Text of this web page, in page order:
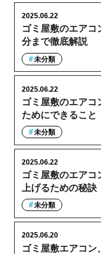
ゴミ屋敷のエアコ
分まで徹底解説
2025.06.22
未分類
ゴミ屋敷のエアコ
ためにできること
2025.06.22
未分類
ゴミ屋敷のエアコ
上げるための秘訣
2025.06.22
未分類
ゴミ屋敷エアコン
2025.06.20